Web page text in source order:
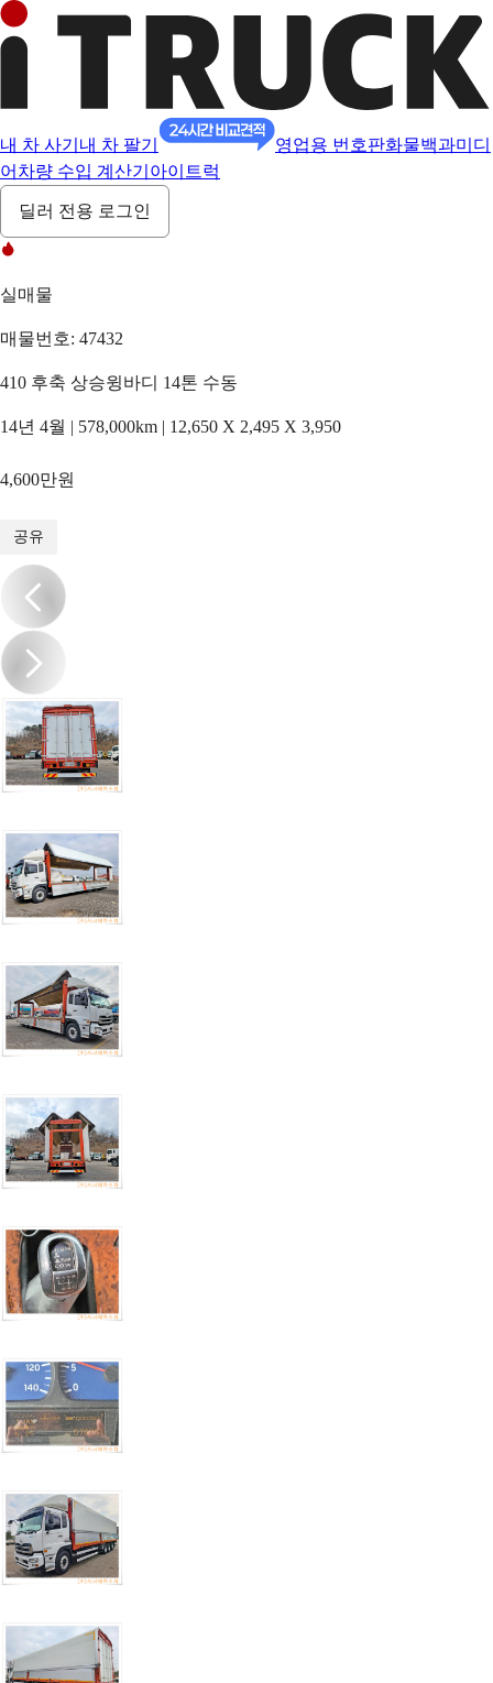
내 차 사기 내 차 팔기 영업용 번호판화물백과미디
어 차량 수입 계산기 아이트럭
딜러 전용 로그인
실매물
매물번호: 47432
410 후축 상승윙바디 14톤 수동
14년 4월 | 578,000km | 12,650 X 2,495 X 3,950
4,600만원
공유
/10